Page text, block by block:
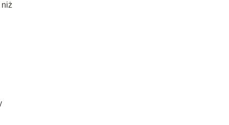
niż